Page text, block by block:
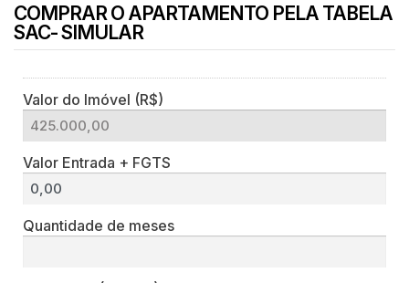
COMPRAR O APARTAMENTO PELA TABELA
SAC- SIMULAR
Valor do Imóvel (R$)
Valor Entrada + FGTS
Quantidade de meses